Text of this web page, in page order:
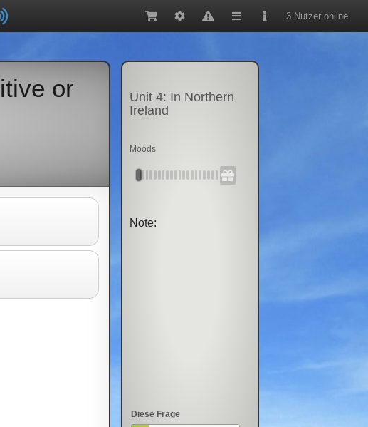
3 Nutzer online
or
Unit 4: In Northern
Ireland
Moods
Note:
Diese Frage